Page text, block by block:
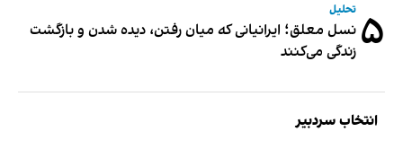
۵ تحلیل
نسل معلق؛ ایرانیانی که میان رفتن، دیده شدن و بازگشت
زندگی می‌کنند
انتخاب سردبیر